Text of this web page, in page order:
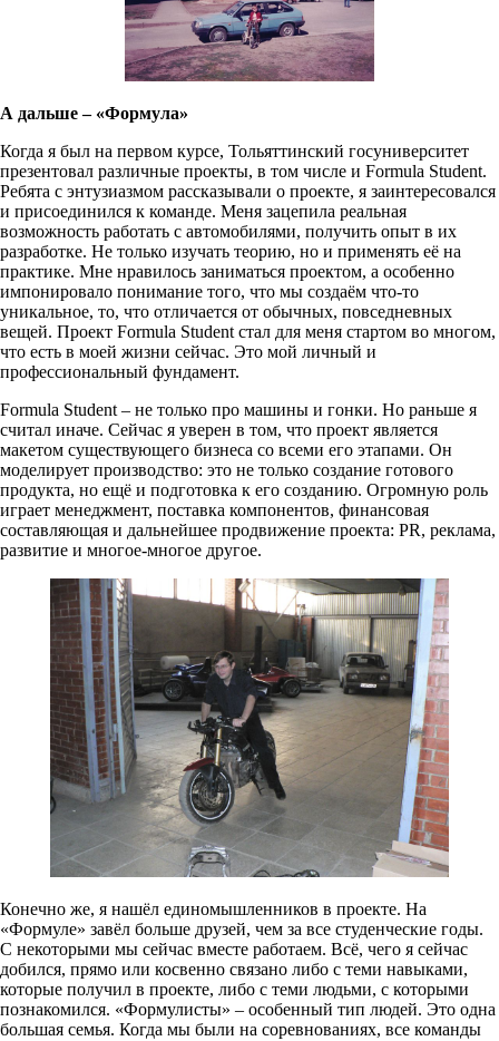
А дальше – «Формула»
Когда я был на первом курсе, Тольяттинский госуниверситет
презентовал различные проекты, в том числе и Formula Student.
Ребята с энтузиазмом рассказывали о проекте, я заинтересовался
и присоединился к команде. Меня зацепила реальная
возможность работать с автомобилями, получить опыт в их
разработке. Не только изучать теорию, но и применять её на
практике. Мне нравилось заниматься проектом, а особенно
импонировало понимание того, что мы создаём что-то
уникальное, то, что отличается от обычных, повседневных
вещей. Проект Formula Student стал для меня стартом во многом,
что есть в моей жизни сейчас. Это мой личный и
профессиональный фундамент.
Formula Student – не только про машины и гонки. Но раньше я
считал иначе. Сейчас я уверен в том, что проект является
макетом существующего бизнеса со всеми его этапами. Он
моделирует производство: это не только создание готового
продукта, но ещё и подготовка к его созданию. Огромную роль
играет менеджмент, поставка компонентов, финансовая
составляющая и дальнейшее продвижение проекта: PR, реклама,
развитие и многое-многое другое.
Конечно же, я нашёл единомышленников в проекте. На
«Формуле» завёл больше друзей, чем за все студенческие годы.
С некоторыми мы сейчас вместе работаем. Всё, чего я сейчас
добился, прямо или косвенно связано либо с теми навыками,
которые получил в проекте, либо с теми людьми, с которыми
познакомился. «Формулисты» – особенный тип людей. Это одна
большая семья. Когда мы были на соревнованиях, все команды